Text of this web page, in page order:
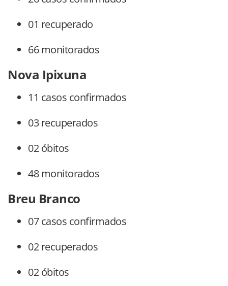
01 recuperado
66 monitorados
Nova Ipixuna
11 casos confirmados
03 recuperados
02 óbitos
48 monitorados
Breu Branco
07 casos confirmados
02 recuperados
02 óbitos